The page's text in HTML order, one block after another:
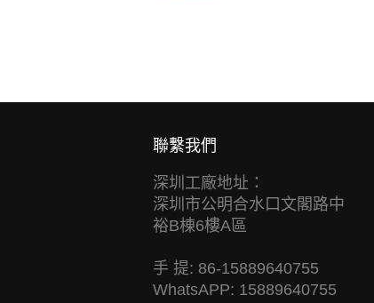
聯繫我們
深圳工廠地址：
深圳市公明合水口文閣路中
裕B棟6樓A區
手 提: 86-15889640755
WhatsAPP: 15889640755